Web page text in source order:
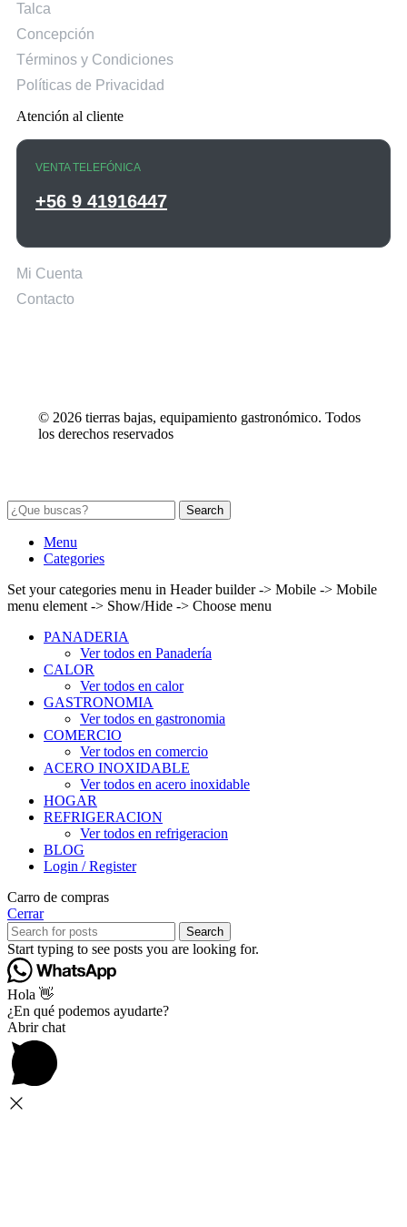
Talca
Concepción
Términos y Condiciones
Políticas de Privacidad
Atención al cliente
VENTA TELEFÓNICA
+56 9 41916447
Mi Cuenta
Contacto
© 2026 tierras bajas, equipamiento gastronómico. Todos
los derechos reservados
Search
Menu
Categories
Set your categories menu in Header builder -> Mobile -> Mobile
menu element -> Show/Hide -> Choose menu
PANADERIA
Ver todos en Panadería
CALOR
Ver todos en calor
GASTRONOMIA
Ver todos en gastronomia
COMERCIO
Ver todos en comercio
ACERO INOXIDABLE
Ver todos en acero inoxidable
HOGAR
REFRIGERACION
Ver todos en refrigeracion
BLOG
Login / Register
Carro de compras
Cerrar
Search
Start typing to see posts you are looking for.
Hola 👋
¿En qué podemos ayudarte?
Abrir chat